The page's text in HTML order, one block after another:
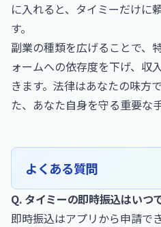
に入れると、タイミーだけに
す。
副業の種類を広げることで、
ォームへの依存度を下げ、収
きます。法律はあなたの味方
た、あなた自身を守る重要な
よくある質問
Q. タイミーの即時振込はいつ
即時振込はアプリから申請で